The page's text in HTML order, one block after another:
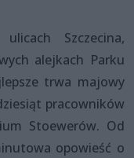
Szczecina,
alejkach Parku
trwa majowy
pracowników
Stoewerów. Od
opowieść o